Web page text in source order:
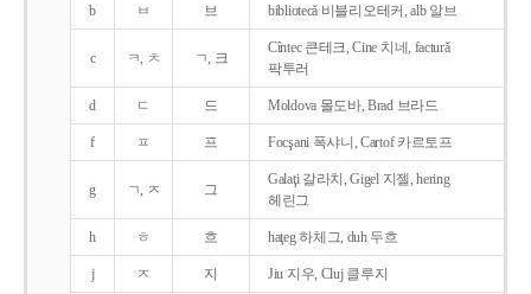
b ㅂ 브 bibliotecǎ 비블리오테커, alb 알브
c ㅋ, ㅊ ㄱ, 크
Cîntec 큰테크, Cine 치네, facturǎ
팍투러
d ㄷ 드 Moldova 몰도바, Brad 브라드
f ㅍ 프 Focşani 폭샤니, Cartof 카르토프
g ㄱ, ㅈ 그
Galaţi 갈라치, Gigel 지젤, hering
헤린그
h ㅎ 흐 haţeg 하체그, duh 두흐
j ㅈ 지 Jiu 지우, Cluj 클루지